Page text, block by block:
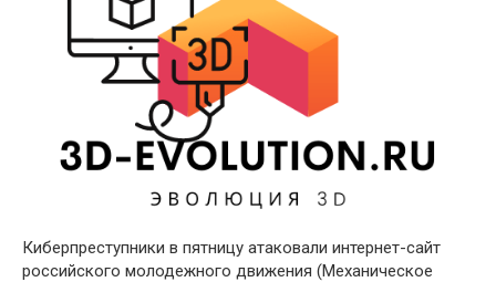
Киберпреступники в пятницу атаковали интернет-сайт
российского молодежного движения (Механическое